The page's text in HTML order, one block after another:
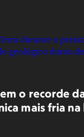
o recorde
mais fria